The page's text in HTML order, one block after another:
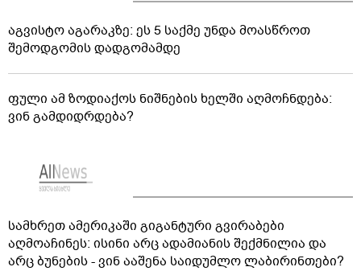
აგვისტო აგარაკზე: ეს 5 საქმე უნდა მოასწროთ
შემოდგომის დადგომამდე
ფული ამ ზოდიაქოს ნიშნების ხელში აღმოჩნდება:
ვინ გამდიდრდება?
სამხრეთ ამერიკაში გიგანტური გვირაბები
აღმოაჩინეს: ისინი არც ადამიანის შექმნილია და
არც ბუნების - ვინ ააშენა საიდუმლო ლაბირინთები?